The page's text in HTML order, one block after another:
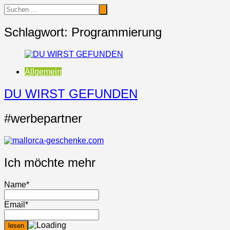
Schlagwort: Programmierung
Allgemein
DU WIRST GEFUNDEN
#werbepartner
Ich möchte mehr
Name*
Email*